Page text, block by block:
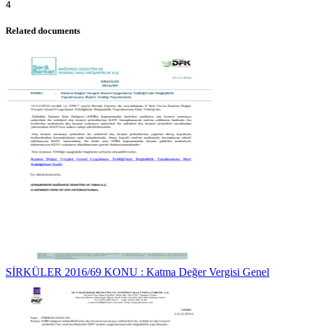
Related documents
SİRKÜLER 2016/69 KONU : Katma Değer Vergisi Genel